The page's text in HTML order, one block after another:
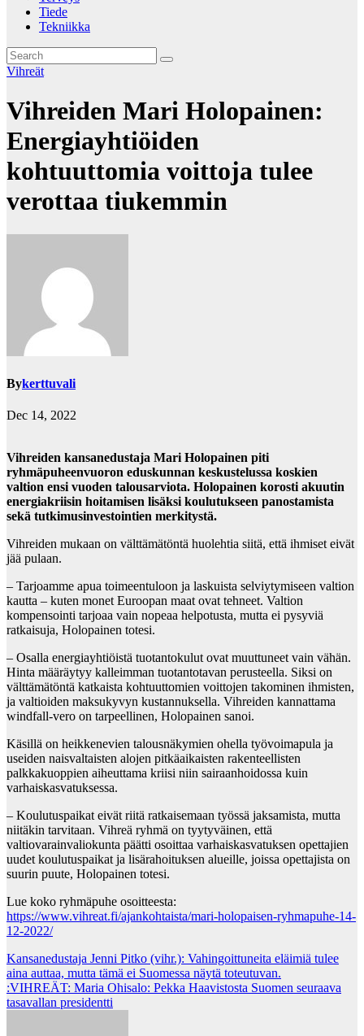
Tiede
Tekniikka
Vihreät
Vihreiden Mari Holopainen:
Energiayhtiöiden
kohtuuttomia voittoja tulee
verottaa tiukemmin
Bykerttuvali
Dec 14, 2022
Vihreiden kansanedustaja Mari Holopainen piti
ryhmäpuheenvuoron eduskunnan keskustelussa koskien
valtion ensi vuoden talousarviota. Holopainen korosti akuutin
energiakriisin hoitamisen lisäksi koulutukseen panostamista
sekä tutkimusinvestointien merkitystä.
Vihreiden mukaan on välttämätöntä huolehtia siitä, että ihmiset eivät
jää pulaan.
– Tarjoamme apua toimeentuloon ja laskuista selviytymiseen valtion
kautta – kuten monet Euroopan maat ovat tehneet. Valtion
kompensointi tarjoaa vain nopeaa helpotusta, mutta ei pysyviä
ratkaisuja, Holopainen totesi.
– Osalla energiayhtiöistä tuotantokulut ovat muuttuneet vain vähän.
Hinta määräytyy kalleimman tuotantotavan perusteella. Siksi on
välttämätöntä katkaista kohtuuttomien voittojen takominen ihmisten,
ja valtioiden maksukyvyn kustannuksella. Vihreiden kannattama
windfall-vero on tarpeellinen, Holopainen sanoi.
Käsillä on heikkenevien talousnäkymien ohella työvoimapula ja
useiden naisvaltaisten alojen pitkäaikaisten rakenteellisten
palkkakuoppien aiheuttama kriisi niin sairaanhoidossa kuin
varhaiskasvatuksessa.
– Koulutuspaikat eivät riitä ratkaisemaan työssä jaksamista, mutta
niitäkin tarvitaan. Vihreä ryhmä on tyytyväinen, että
valtiovarainvaliokunta päätti osoittaa varhaiskasvatuksen opettajien
uudet koulutuspaikat ja lisärahoituksen alueille, joissa opettajista on
suurin puute, Holopainen totesi.
Lue koko ryhmäpuhe osoitteesta:
https://www.vihreat.fi/ajankohtaista/mari-holopaisen-ryhmapuhe-14-
12-2022/
Post
navigation
Kansanedustaja Jenni Pitko (vihr.): Vahingoittuneita eläimiä tulee
aina auttaa, mutta tämä ei Suomessa näytä toteutuvan.
:VIHREÄT: Maria Ohisalo: Pekka Haavistosta Suomen seuraava
tasavallan presidentti